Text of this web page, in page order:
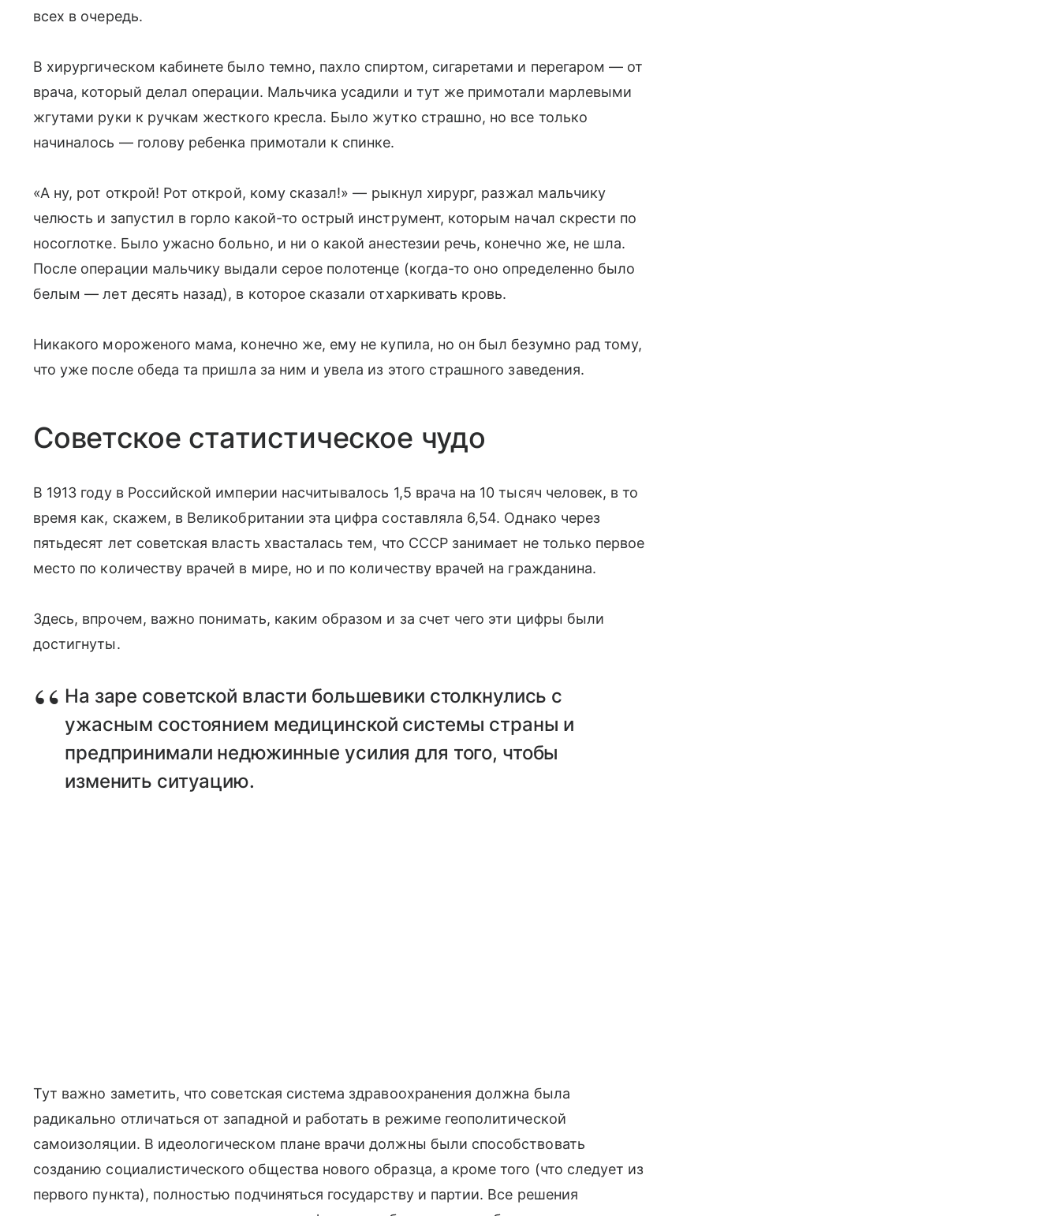
всех в очередь.
В хирургическом кабинете было темно, пахло спиртом, сигаретами и перегаром — от
врача, который делал операции. Мальчика усадили и тут же примотали марлевыми
жгутами руки к ручкам жесткого кресла. Было жутко страшно, но все только
начиналось — голову ребенка примотали к спинке.
«А ну, рот открой! Рот открой, кому сказал!» — рыкнул хирург, разжал мальчику
челюсть и запустил в горло какой-то острый инструмент, которым начал скрести по
носоглотке. Было ужасно больно, и ни о какой анестезии речь, конечно же, не шла.
После операции мальчику выдали серое полотенце (когда-то оно определенно было
белым — лет десять назад), в которое сказали отхаркивать кровь.
Никакого мороженого мама, конечно же, ему не купила, но он был безумно рад тому,
что уже после обеда та пришла за ним и увела из этого страшного заведения.
Советское статистическое чудо
В 1913 году в Российской империи насчитывалось 1,5 врача на 10 тысяч человек, в то
время как, скажем, в Великобритании эта цифра составляла 6,54. Однако через
пятьдесят лет советская власть хвасталась тем, что СССР занимает не только первое
место по количеству врачей в мире, но и по количеству врачей на гражданина.
Здесь, впрочем, важно понимать, каким образом и за счет чего эти цифры были
достигнуты.
На заре советской власти большевики столкнулись с
ужасным состоянием медицинской системы страны и
предпринимали недюжинные усилия для того, чтобы
изменить ситуацию.
Тут важно заметить, что советская система здравоохранения должна была
радикально отличаться от западной и работать в режиме геополитической
самоизоляции. В идеологическом плане врачи должны были способствовать
созданию социалистического общества нового образца, а кроме того (что следует из
первого пункта), полностью подчиняться государству и партии. Все решения